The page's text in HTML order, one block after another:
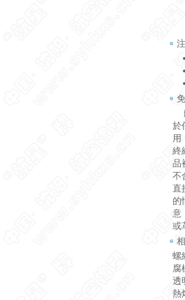
於
用
終
品
不
直
的
意
或
螺
腐
透
熱